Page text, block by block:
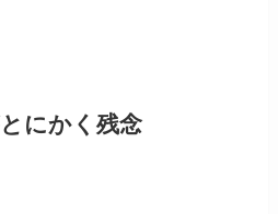
にかく残念